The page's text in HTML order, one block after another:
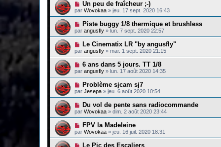
Un peu de fraîcheur ;-)
par Wovokaa » jeu. 17 sept. 2020 16:43
Piste buggy 1/8 thermique et brushless
par angusfly » lun. 7 sept. 2020 22:57
Le Cinematix LR "by angusfly"
par angusfly » mar. 1 sept. 2020 21:15
6 ans dans 5 jours. TT 1/8
par angusfly » lun. 17 août 2020 14:35
Problème sjcam sj7
par Jesepa » jeu. 6 août 2020 10:54
Du vol de pente sans radiocommande
par Wovokaa » dim. 2 août 2020 23:44
FPV la Madeleine
par Wovokaa » jeu. 16 juil. 2020 18:31
Le Pic des Escaliers